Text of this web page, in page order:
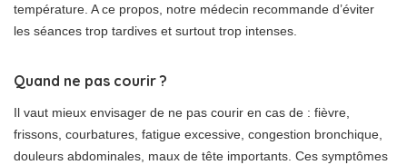
température. A ce propos, notre médecin recommande d’éviter
les séances trop tardives et surtout trop intenses.
Quand ne pas courir ?
Il vaut mieux envisager de ne pas courir en cas de : fièvre,
frissons, courbatures, fatigue excessive, congestion bronchique,
douleurs abdominales, maux de tête importants. Ces symptômes